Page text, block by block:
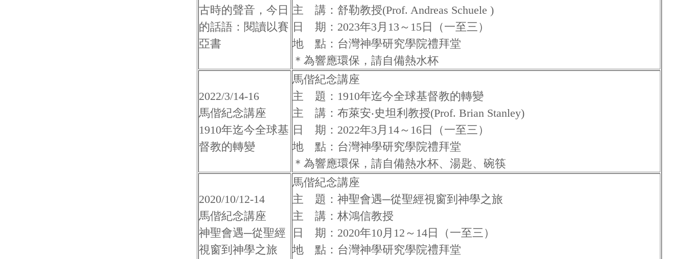
古時的聲音，今日
的話語：閱讀以賽
亞書
主 講：舒勒教授(Prof. Andreas Schuele )
日 期：2023年3月13～15日（一至三）
地 點：台灣神學研究學院禮拜堂
＊為響應環保，請自備熱水杯
2022/3/14-16
馬偕紀念講座
1910年迄今全球基
督教的轉變
馬偕紀念講座
主 題：1910年迄今全球基督教的轉變
主 講：布萊安‧史坦利教授(Prof. Brian Stanley)
日 期：2022年3月14～16日（一至三）
地 點：台灣神學研究學院禮拜堂
＊為響應環保，請自備熱水杯、湯匙、碗筷
2020/10/12-14
馬偕紀念講座
神聖會遇─從聖經
視窗到神學之旅
馬偕紀念講座
主 題：神聖會遇─從聖經視窗到神學之旅
主 講：林鴻信教授
日 期：2020年10月12～14日（一至三）
地 點：台灣神學研究學院禮拜堂